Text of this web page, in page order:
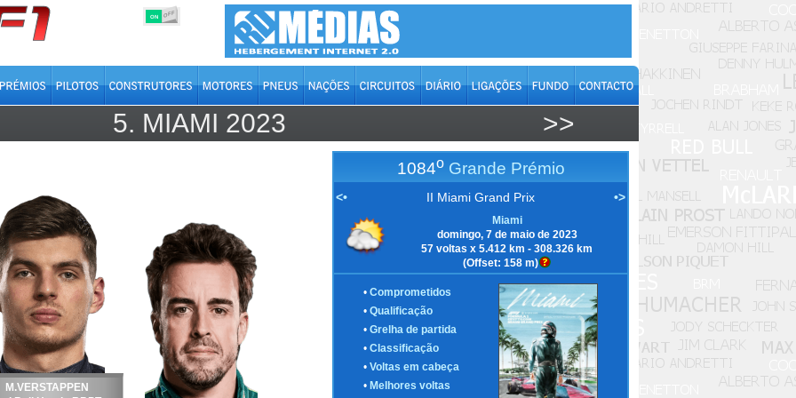
ON OFF
5. MIAMI 2023 >>
M.VERSTAPPEN
1084o Grande Prémio
<• II Miami Grand Prix •>
Miami
domingo, 7 de maio de 2023
57 voltas x 5.412 km - 308.326 km
(Offset: 158 m)
• Comprometidos
• Qualificação
• Grelha de partida
• Classificação
• Voltas em cabeça
• Melhores voltas